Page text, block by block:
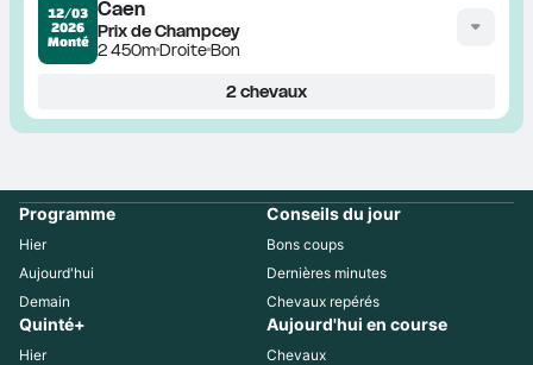
12/03
2026
Monté
Caen
Prix de Champcey
2 450mDroiteBon
2chevaux
Programme
Hier
Aujourd'hui
Demain
Conseils du jour
Bons coups
Dernières minutes
Chevaux repérés
Quinté+
Hier
Aujourd'hui en course
Chevaux